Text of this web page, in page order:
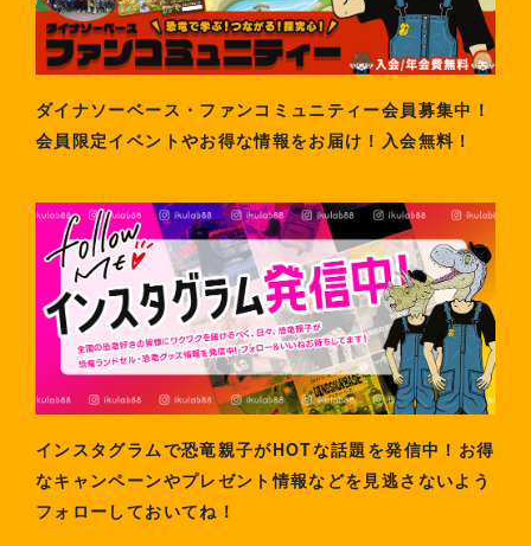
ダイナソーベース・ファンコミュニティー会員募集中！
会員限定イベントやお得な情報をお届け！入会無料！
インスタグラムで恐竜親子がHOTな話題を発信中！お得
なキャンペーンやプレゼント情報などを見逃さないよう
フォローしておいてね！